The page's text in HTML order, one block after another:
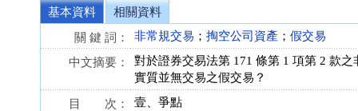
基本資料
相關資料
關 鍵 詞：
非常規交易 ； 掏空公司資產 ； 假交易
中文摘要：
對於證券交易法第 171 條第 1 項第 2 款
實質並無交易之假交易？
目 次：
壹、爭點